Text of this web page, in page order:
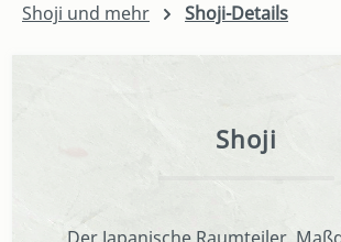
Shoji und mehr Shoji-Details
Shoji